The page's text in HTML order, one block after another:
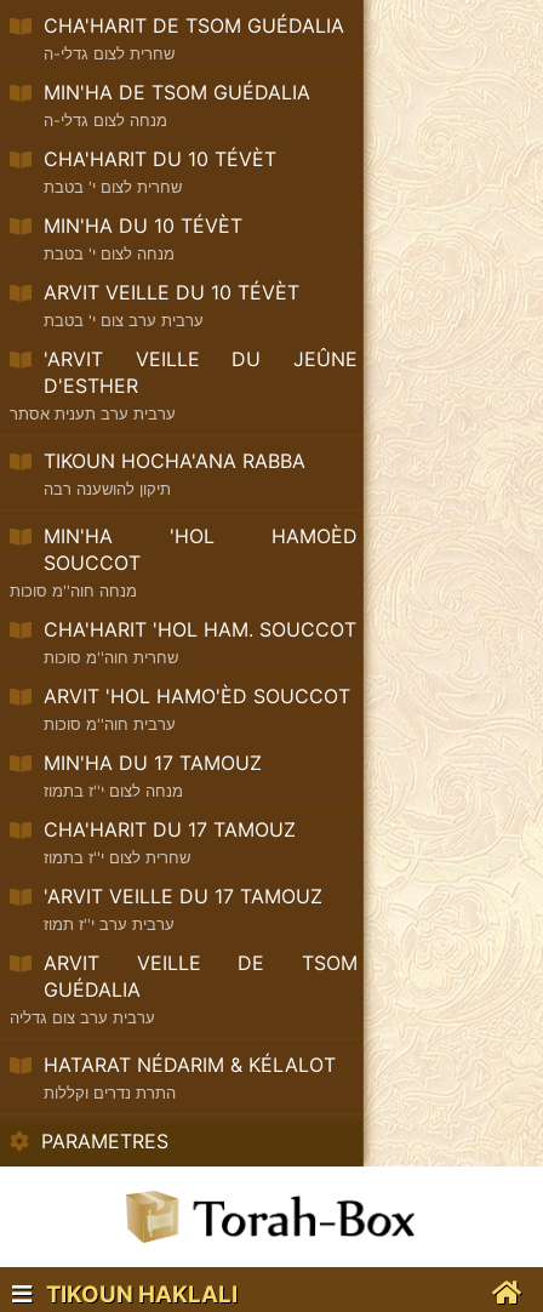
CHA'HARIT DE TSOM GUÉDALIA
שחרית לצום גדלי-ה
MIN'HA DE TSOM GUÉDALIA
מנחה לצום גדלי-ה
CHA'HARIT DU 10 TÉVÈT
שחרית לצום י' בטבת
MIN'HA DU 10 TÉVÈT
מנחה לצום י' בטבת
ARVIT VEILLE DU 10 TÉVÈT
ערבית ערב צום י' בטבת
'ARVIT VEILLE DU JEÛNE
D'ESTHER
ערבית ערב תענית אסתר
TIKOUN HOCHA'ANA RABBA
תיקון להושענה רבה
MIN'HA 'HOL HAMOÈD
SOUCCOT
מנחה חוה''מ סוכות
CHA'HARIT 'HOL HAM. SOUCCOT
שחרית חוה''מ סוכות
ARVIT 'HOL HAMO'ÈD SOUCCOT
ערבית חוה''מ סוכות
MIN'HA DU 17 TAMOUZ
מנחה לצום י''ז בתמוז
CHA'HARIT DU 17 TAMOUZ
שחרית לצום י''ז בתמוז
'ARVIT VEILLE DU 17 TAMOUZ
ערבית ערב י''ז תמוז
ARVIT VEILLE DE TSOM
GUÉDALIA
ערבית ערב צום גדליה
HATARAT NÉDARIM & KÉLALOT
התרת נדרים וקללות
PARAMETRES
TIKOUN HAKLALI